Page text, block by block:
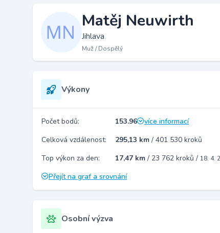
Matěj Neuwirth
Jihlava
Muž / Dospělý
Výkony
Počet bodů: 153.96
více informací
Celková vzdálenost:
295,13 km / 401 530 kroků
Top výkon za den:
17,47 km / 23 762 kroků / 18. 4.
Přejít na graf a srovnání
Osobní výzva